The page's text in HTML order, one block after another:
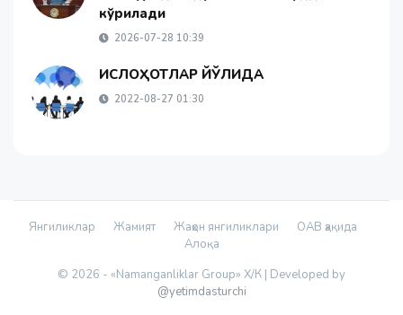
кўрилади
2026-07-28 10:39
ИСЛОҲОТЛАР ЙЎЛИДА
2022-08-27 01:30
Янгиликлар Жамият Жаҳон янгиликлари
ОАВ ҳақида
Алоқа
© 2026 - «Namanganliklar Group» Х/К | Developed by
@yetimdasturchi